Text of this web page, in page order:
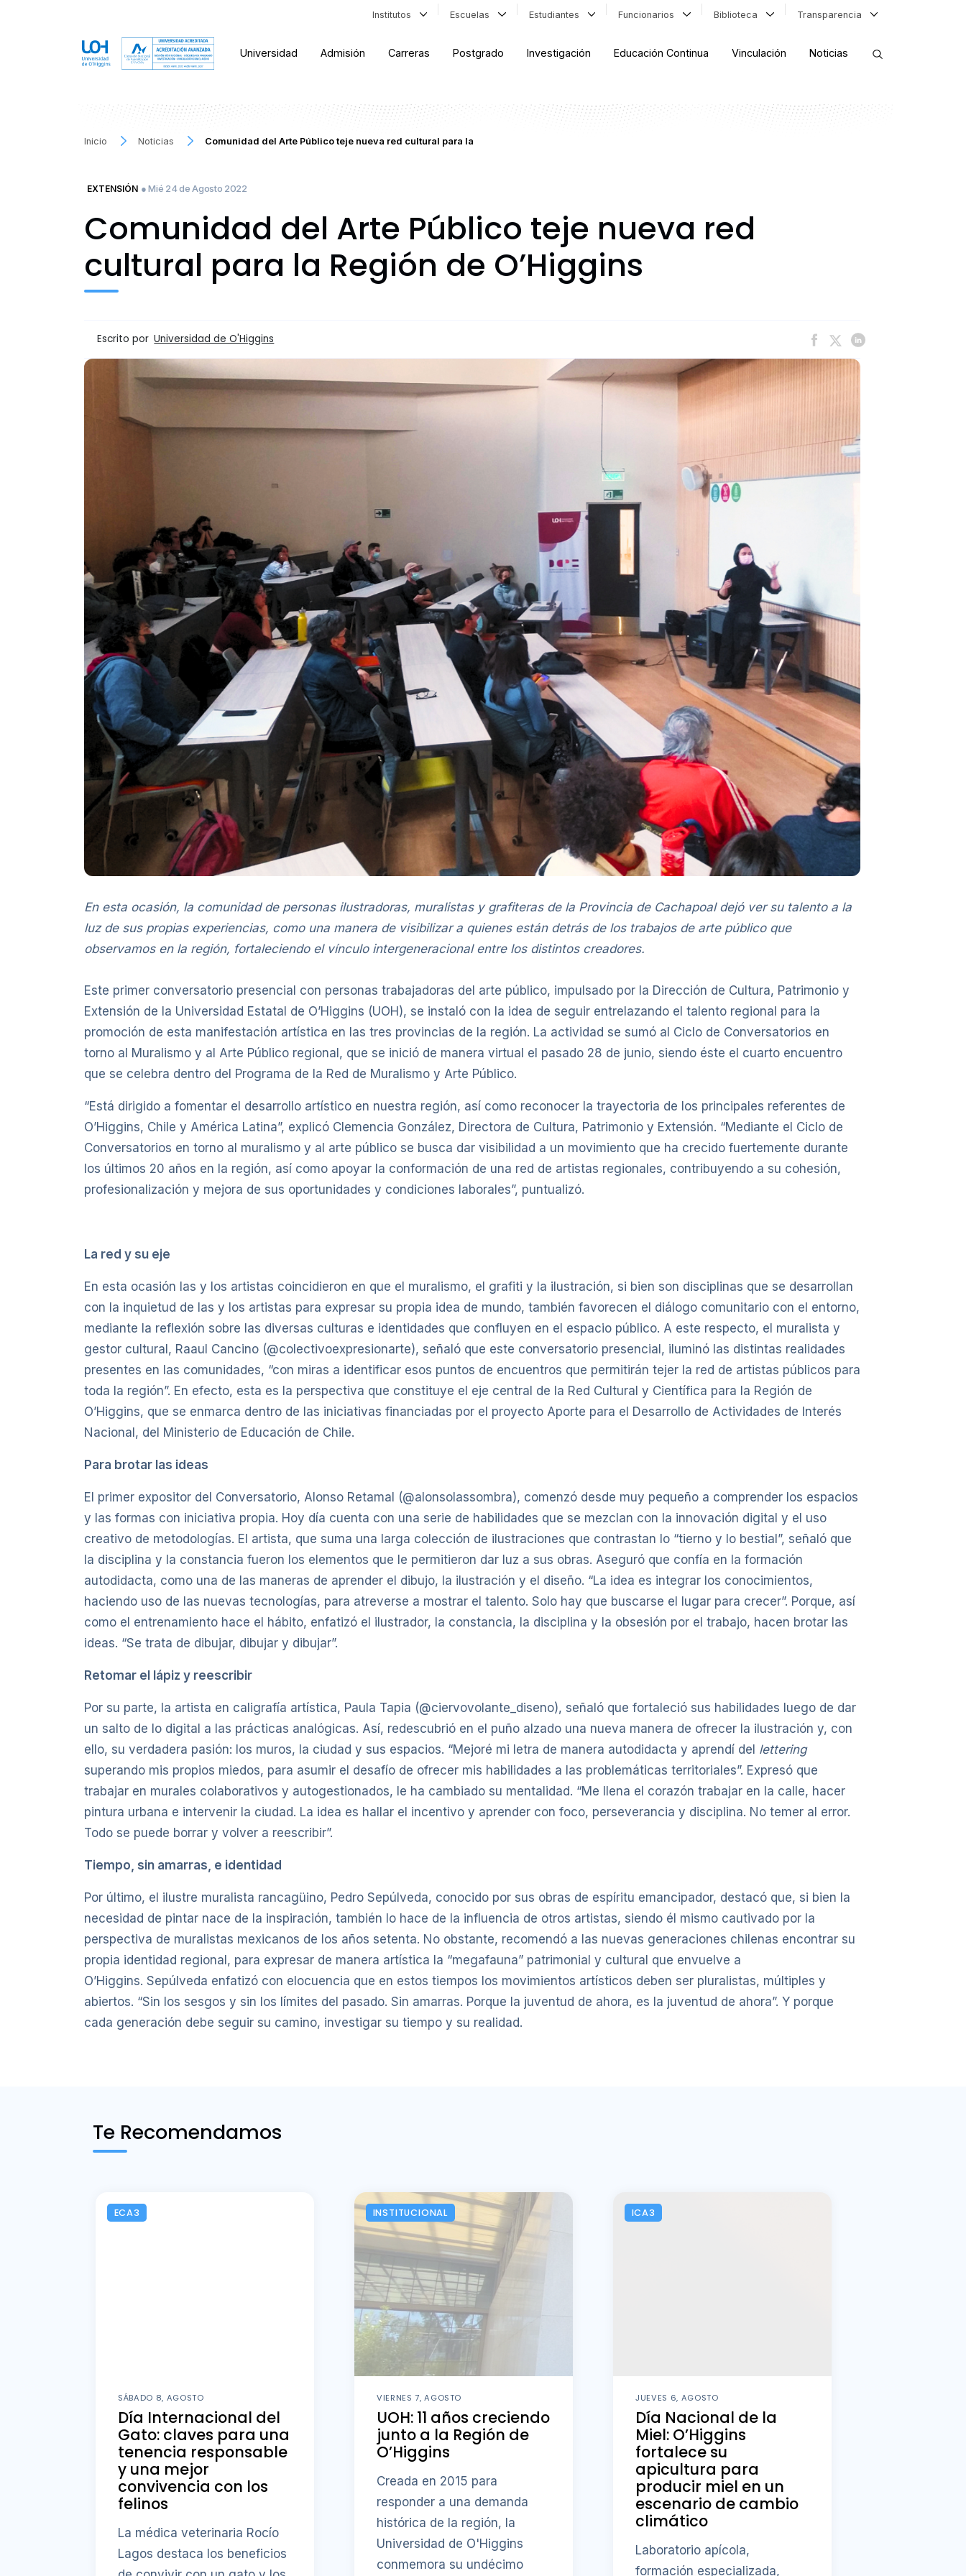
Institutos Escuelas Estudiantes Funcionarios Biblioteca Transparencia
Universidad Admisión Carreras Postgrado Investigación Educación Continua Vinculación Noticias
Inicio Noticias Comunidad del Arte Público teje nueva red cultural para la
EXTENSIÓN ● Mié 24 de Agosto 2022
Comunidad del Arte Público teje nueva red
cultural para la Región de O’Higgins
Escrito por Universidad de O'Higgins
En esta ocasión, la comunidad de personas ilustradoras, muralistas y grafiteras de la Provincia de Cachapoal dejó ver su talento a la
luz de sus propias experiencias, como una manera de visibilizar a quienes están detrás de los trabajos de arte público que
observamos en la región, fortaleciendo el vínculo intergeneracional entre los distintos creadores.
Este primer conversatorio presencial con personas trabajadoras del arte público, impulsado por la Dirección de Cultura, Patrimonio y
Extensión de la Universidad Estatal de O’Higgins (UOH), se instaló con la idea de seguir entrelazando el talento regional para la
promoción de esta manifestación artística en las tres provincias de la región. La actividad se sumó al Ciclo de Conversatorios en
torno al Muralismo y al Arte Público regional, que se inició de manera virtual el pasado 28 de junio, siendo éste el cuarto encuentro
que se celebra dentro del Programa de la Red de Muralismo y Arte Público.
“Está dirigido a fomentar el desarrollo artístico en nuestra región, así como reconocer la trayectoria de los principales referentes de
O’Higgins, Chile y América Latina”, explicó Clemencia González, Directora de Cultura, Patrimonio y Extensión. “Mediante el Ciclo de
Conversatorios en torno al muralismo y al arte público se busca dar visibilidad a un movimiento que ha crecido fuertemente durante
los últimos 20 años en la región, así como apoyar la conformación de una red de artistas regionales, contribuyendo​ ​a ​su ​cohesión,
profesionalización y mejora de sus oportunidades y condiciones laborales”, puntualizó.
La red y su eje
En esta ocasión las y los artistas coincidieron en que el muralismo, el grafiti y la ilustración, si bien son disciplinas que se desarrollan
con la inquietud de las y los artistas para expresar su propia idea de mundo, también favorecen el diálogo comunitario con el entorno,
mediante la reflexión sobre las diversas culturas e identidades que confluyen en el espacio público. A este respecto, el muralista y
gestor cultural, Raaul Cancino (@colectivoexpresionarte), señaló que este conversatorio presencial, iluminó las distintas realidades
presentes en las comunidades, “con miras a identificar esos puntos de encuentros que permitirán tejer la red de artistas públicos para
toda la región”. En efecto, esta es la perspectiva que constituye el eje central de la Red Cultural y Científica para la Región de
O’Higgins, que se enmarca dentro de las iniciativas financiadas por el proyecto Aporte para el Desarrollo de Actividades de Interés
Nacional, del Ministerio de Educación de Chile.
Para brotar las ideas
El primer expositor del Conversatorio, Alonso Retamal (@alonsolassombra), comenzó desde muy pequeño a comprender los espacios
y las formas con iniciativa propia. Hoy día cuenta con una serie de habilidades que se mezclan con la innovación digital y el uso
creativo de metodologías. El artista, que suma una larga colección de ilustraciones que contrastan lo “tierno y lo bestial”, señaló que
la disciplina y la constancia fueron los elementos que le permitieron dar luz a sus obras. Aseguró que confía en la formación
autodidacta, como una de las maneras de aprender el dibujo, la ilustración y el diseño. “La idea es integrar los conocimientos,
haciendo uso de las nuevas tecnologías, para atreverse a mostrar el talento. Solo hay que buscarse el lugar para crecer”. Porque, así
como el entrenamiento hace el hábito, enfatizó el ilustrador, la constancia, la disciplina y la obsesión por el trabajo, hacen brotar las
ideas. “Se trata de dibujar, dibujar y dibujar”.
Retomar el lápiz y reescribir
Por su parte, la artista en caligrafía artística, Paula Tapia (@ciervovolante_diseno), señaló que fortaleció sus habilidades luego de dar
un salto de lo digital a las prácticas analógicas. Así, redescubrió en el puño alzado una nueva manera de ofrecer la ilustración y, con
ello, su verdadera pasión: los muros, la ciudad y sus espacios. “Mejoré mi letra de manera autodidacta y aprendí del lettering
superando mis propios miedos, para asumir el desafío de ofrecer mis habilidades a las problemáticas territoriales”. Expresó que
trabajar en murales colaborativos y autogestionados, le ha cambiado su mentalidad. “Me llena el corazón trabajar en la calle, hacer
pintura urbana e intervenir la ciudad. La idea es hallar el incentivo y aprender con foco, perseverancia y disciplina. No temer al error.
Todo se puede borrar y volver a reescribir”.
Tiempo, sin amarras, e identidad
Por último, el ilustre muralista rancagüino, Pedro Sepúlveda, conocido por sus obras de espíritu emancipador, destacó que, si bien la
necesidad de pintar nace de la inspiración, también lo hace de la influencia de otros artistas, siendo él mismo cautivado por la
perspectiva de muralistas mexicanos de los años setenta. No obstante, recomendó a las nuevas generaciones chilenas encontrar su
propia identidad regional, para expresar de manera artística la “megafauna” patrimonial y cultural que envuelve a
O’Higgins. Sepúlveda enfatizó con elocuencia que en estos tiempos los movimientos artísticos deben ser pluralistas, múltiples y
abiertos. “Sin los sesgos y sin los límites del pasado. Sin amarras. Porque la juventud de ahora, es la juventud de ahora”. Y porque
cada generación debe seguir su camino, investigar su tiempo y su realidad.
Te Recomendamos
ECA3
SÁBADO 8, AGOSTO
Día Internacional del
Gato: claves para una
tenencia responsable
y una mejor
convivencia con los
felinos
La médica veterinaria Rocío
Lagos destaca los beneficios
INSTITUCIONAL
VIERNES 7, AGOSTO
UOH: 11 años creciendo
junto a la Región de
O’Higgins
Creada en 2015 para
responder a una demanda
histórica de la región, la
Universidad de O'Higgins
conmemora su undécimo
ICA3
JUEVES 6, AGOSTO
Día Nacional de la
Miel: O’Higgins
fortalece su
apicultura para
producir miel en un
escenario de cambio
climático
Laboratorio apícola,
formación especializada,